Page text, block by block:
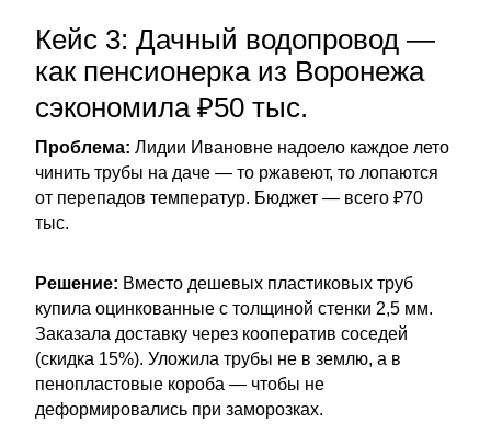
Кейс 3: Дачный водопровод —
как пенсионерка из Воронежа
сэкономила ₽50 тыс.
Проблема: Лидии Ивановне надоело каждое лето
чинить трубы на даче — то ржавеют, то лопаются
от перепадов температур. Бюджет — всего ₽70
тыс.
Решение: Вместо дешевых пластиковых труб
купила оцинкованные с толщиной стенки 2,5 мм.
Заказала доставку через кооператив соседей
(скидка 15%). Уложила трубы не в землю, а в
пенопластовые короба — чтобы не
деформировались при заморозках.